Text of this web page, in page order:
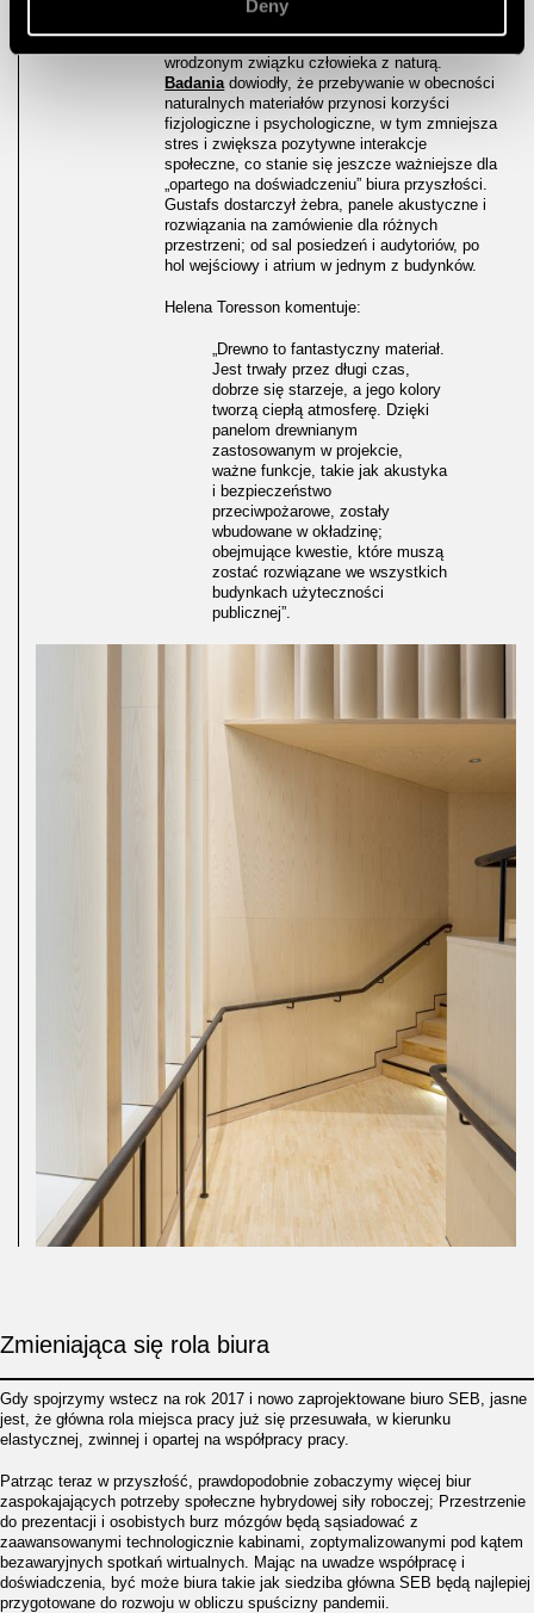
Deny
W projekcie wykorzystano drewno, nawiązując
do biofilnego wzornictwa, zakotwiczonego we
wrodzonym związku człowieka z naturą.
Badaniadowiodły, że przebywanie w obecności
naturalnych materiałów przynosi korzyści
fizjologiczne i psychologiczne, w tym zmniejsza
stres i zwiększa pozytywne interakcje
społeczne, co stanie się jeszcze ważniejsze dla
„opartego na doświadczeniu” biura przyszłości.
Gustafs dostarczył żebra, panele akustyczne i
rozwiązania na zamówienie dla różnych
przestrzeni; od sal posiedzeń i audytoriów, po
hol wejściowy i atrium w jednym z budynków.
Helena Toresson komentuje:
„Drewno to fantastyczny materiał.
Jest trwały przez długi czas,
dobrze się starzeje, a jego kolory
tworzą ciepłą atmosferę. Dzięki
panelom drewnianym
zastosowanym w projekcie,
ważne funkcje, takie jak akustyka
i bezpieczeństwo
przeciwpożarowe, zostały
wbudowane w okładzinę;
obejmujące kwestie, które muszą
zostać rozwiązane we wszystkich
budynkach użyteczności
publicznej”.
Zmieniająca się rola biura
Gdy spojrzymy wstecz na rok 2017 i nowo zaprojektowane biuro SEB, jasne
jest, że główna rola miejsca pracy już się przesuwała, w kierunku
elastycznej, zwinnej i opartej na współpracy pracy.
Patrząc teraz w przyszłość, prawdopodobnie zobaczymy więcej biur
zaspokajających potrzeby społeczne hybrydowej siły roboczej; Przestrzenie
do prezentacji i osobistych burz mózgów będą sąsiadować z
zaawansowanymi technologicznie kabinami, zoptymalizowanymi pod kątem
bezawaryjnych spotkań wirtualnych. Mając na uwadze współpracę i
doświadczenia, być może biura takie jak siedziba główna SEB będą najlepiej
przygotowane do rozwoju w obliczu spuścizny pandemii.